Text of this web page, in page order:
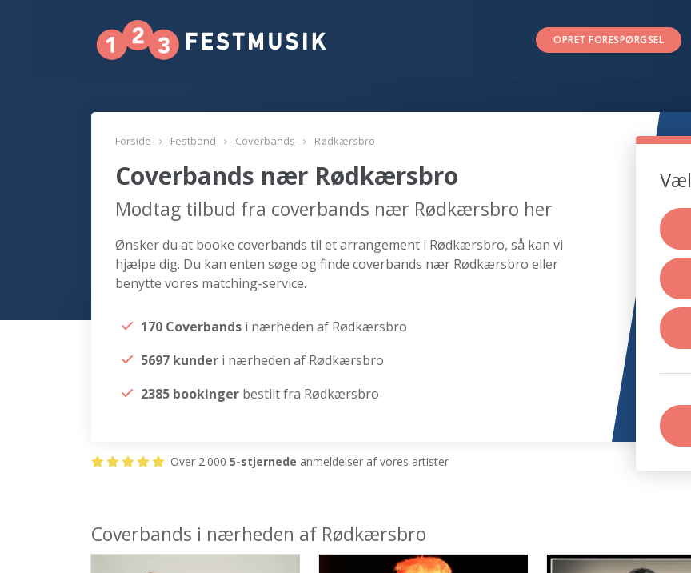
OPRET FORESPØRGSEL
Forside Festband Coverbands Rødkærsbro
Coverbands nær Rødkærsbro
Modtag tilbud fra coverbands nær Rødkærsbro her
Ønsker du at booke coverbands til et arrangement i Rødkærsbro, så kan vi
hjælpe dig. Du kan enten søge og finde coverbands nær Rødkærsbro eller
benytte vores matching-service.
170 Coverbands i nærheden af Rødkærsbro
5697 kunder i nærheden af Rødkærsbro
2385 bookinger bestilt fra Rødkærsbro
Over 2.000 5-stjernede anmeldelser af vores artister
Coverbands i nærheden af Rødkærsbro